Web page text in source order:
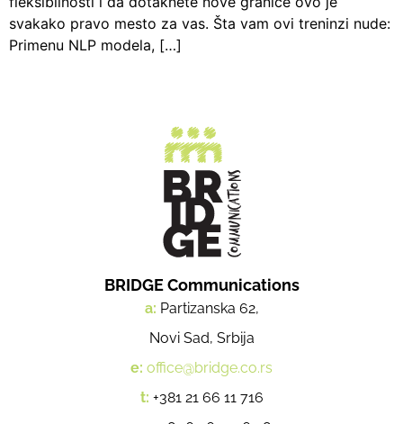
svakako pravo mesto za vas. Šta vam ovi treninzi nude:
Primenu NLP modela, […]
BRIDGE Communications
a: Partizanska 62,
Novi Sad, Srbija
e: office@bridge.co.rs
t: +381 21 66 11 716